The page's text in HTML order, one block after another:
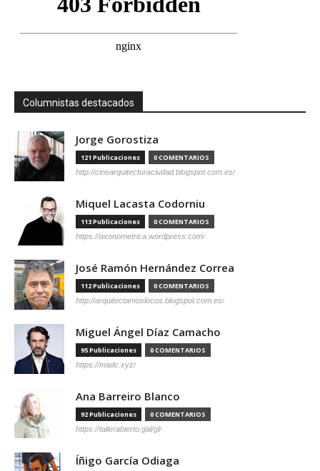
Columnistas destacados
Jorge Gorostiza
121 Publicaciones 0 COMENTARIOS
http://cinearquitecturaciudad.blogspot.com.es/
Miquel Lacasta Codorniu
113 Publicaciones 0 COMENTARIOS
https://axonometrica.wordpress.com/
José Ramón Hernández Correa
112 Publicaciones 0 COMENTARIOS
http://arquitectamoslocos.blogspot.com.es/
Miguel Ángel Díaz Camacho
95 Publicaciones 0 COMENTARIOS
https://madc.xyz/
Ana Barreiro Blanco
92 Publicaciones 0 COMENTARIOS
https://tallerabierto.gal/gl/
Íñigo García Odiaga